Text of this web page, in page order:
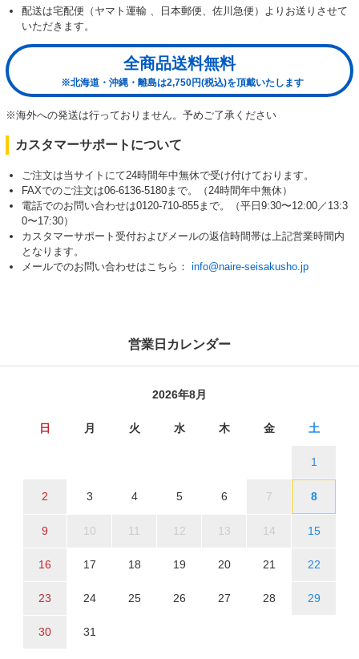
配送は宅配便（ヤマト運輸 、日本郵便、佐川急便）よりお送りさせて
いただきます。
全商品送料無料
※北海道・沖縄・離島は2,750円(税込)を頂戴いたします
※海外への発送は行っておりません。予めご了承ください
カスタマーサポートについて
ご注文は当サイトにて24時間年中無休で受け付けております。
FAXでのご注文は06-6136-5180まで。（24時間年中無休）
電話でのお問い合わせは0120-710-855まで。（平日9:30〜12:00／13:3
0〜17:30）
カスタマーサポート受付およびメールの返信時間帯は上記営業時間内
となります。
メールでのお問い合わせはこちら： info@naire-seisakusho.jp
営業日カレンダー
2026年8月
日 月 火 水 木 金 土
1
2 3 4 5 6 7 8
9 10 11 12 13 14 15
16 17 18 19 20 21 22
23 24 25 26 27 28 29
30 31